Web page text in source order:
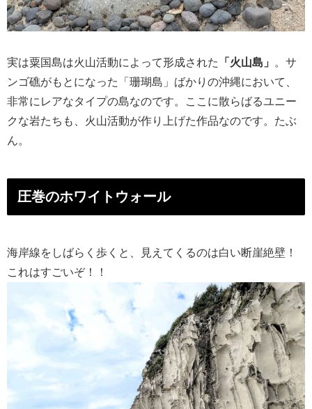
実は粟国島は火山活動によって形成された 「火山島」
。サ
ンゴ礁がもとになった「珊瑚島」ばかりの沖縄において、
非常にレアなタイプの島なのです。ここに散らばるユニー
クな岩たちも、火山活動が作り上げた作品なのです。たぶ
ん。
圧巻のホワイトウォール
海岸線をしばらく歩くと、見えてくるのは白い断崖絶壁！
これはすごいぞ！！